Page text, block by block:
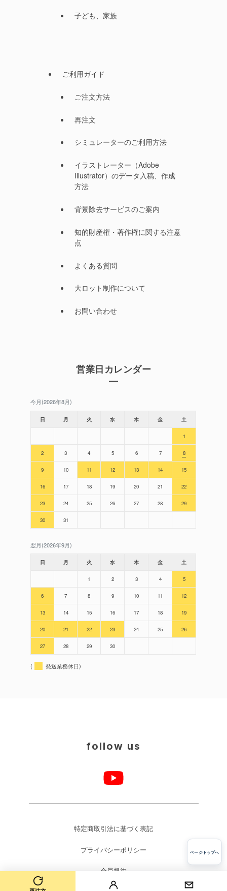
子ども、家族
ご利用ガイド
ご注文方法
再注文
シミュレーターのご利用方法
イラストレーター（Adobe
Illustrator）のデータ入稿、作成
方法
背景除去サービスのご案内
知的財産権・著作権に関する注意
点
よくある質問
大ロット制作について
お問い合わせ
営業日カレンダー
今月(2026年8月)
日 月 火 水 木 金 土
1
2 3 4 5 6 7 8
9 10 11 12 13 14 15
16 17 18 19 20 21 22
23 24 25 26 27 28 29
30 31
翌月(2026年9月)
日 月 火 水 木 金 土
1 2 3 4 5
6 7 8 9 10 11 12
13 14 15 16 17 18 19
20 21 22 23 24 25 26
27 28 29 30
( 発送業務休日)
follow us
特定商取引法に基づく表記
プライバシーポリシー
会員規約
ページトップへ